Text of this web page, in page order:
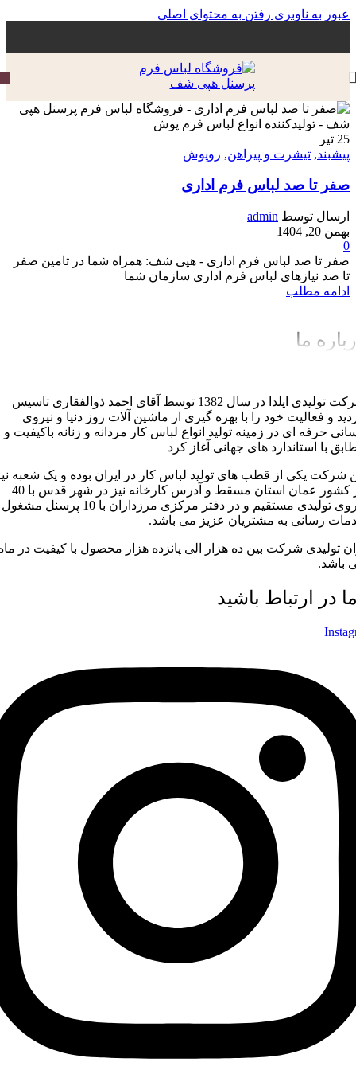
عبور به ناوبری رفتن به محتوای اصلی
25 تیر
پیشبند, تیشرت و پیراهن, روپوش
صفر تا صد لباس فرم اداری
ارسال توسط admin
بهمن 20, 1404
0
صفر تا صد لباس فرم اداری - هپی شف: همراه شما در تامین صفر
تا صد نیازهای لباس فرم اداری سازمان شما
ادامه مطلب
ما
شرکت تولیدی ایلدا در سال 1382 توسط آقای احمد ذوالفقاری تاسیس
و فعالیت خود را با بهره گیری از ماشین آلات روز دنیا و نیروی
حرفه ای در زمینه تولید انواع لباس کار مردانه و زنانه باکیفیت و
با استاندارد های جهانی آغاز کرد
شرکت یکی از قطب های تولید لباس کار در ایران بوده و یک شعبه
در کشور عمان استان مسقط و آدرس کارخانه نیز در شهر قدس با 40
نیروی تولیدی مستقیم و در دفتر مرکزی مرزداران با 10 پرسنل مشغول
رسانی به مشتریان عزیز می باشد.
تولیدی شرکت بین ده هزار الی پانزده هزار محصول با کیفیت در
باشد.
در ارتباط باشید